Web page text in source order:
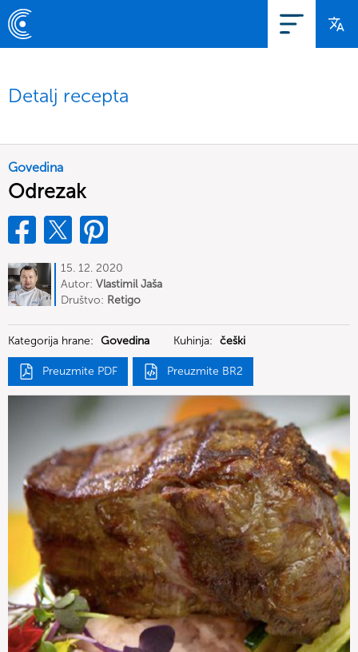
Detalj recepta
Govedina
Odrezak
15. 12. 2020
Autor: Vlastimil Jaša
Društvo: Retigo
Kategorija hrane: Govedina Kuhinja: češki
Preuzmite PDF Preuzmite BR2